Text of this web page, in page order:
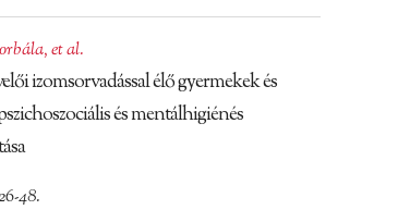
,et al.
izomsorvadással élő gyermekek és
és mentálhigiénés
48.